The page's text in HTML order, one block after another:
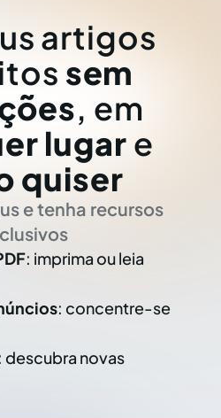
artigos
sem
, em
lugar e
quiser
e tenha recursos
: imprima ou leia
: concentre-se
descubra novas